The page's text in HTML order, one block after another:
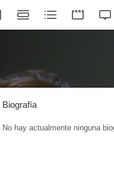
Biografía
No hay actualmente ninguna